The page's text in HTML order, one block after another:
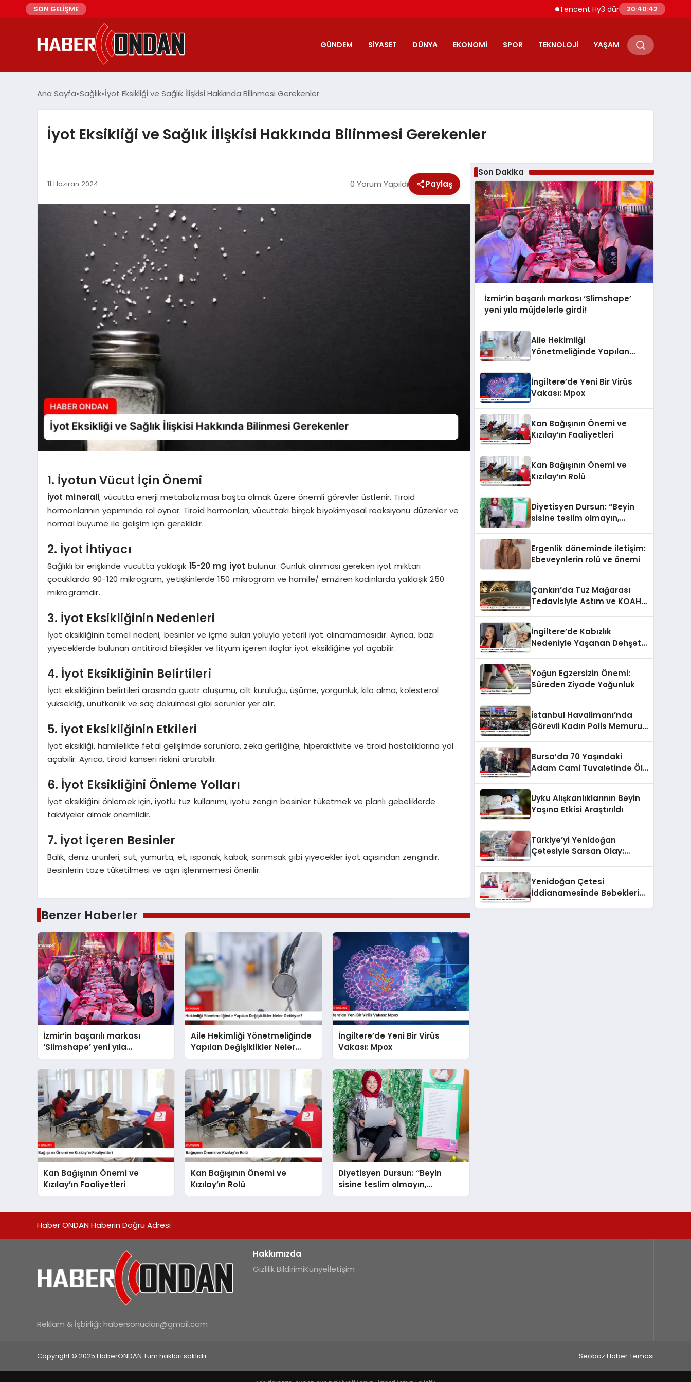
SON GELİŞME Tencent Hy3 dünya genelinde kullanıma
20:40:43
GÜNDEM SIYASET DÜNYA EKONOMI SPOR TEKNOLOJI YAŞAM
Ana Sayfa Sağlık İyot Eksikliği ve Sağlık İlişkisi Hakkında Bilinmesi Gerekenler
İyot Eksikliği ve Sağlık İlişkisi Hakkında Bilinmesi Gerekenler
11 Haziran 2024 0 Yorum Yapıldı Paylaş
1. İyotun Vücut İçin Önemi
İyot minerali, vücutta enerji metabolizması başta olmak üzere önemli görevler üstlenir. Tiroid
hormonlarının yapımında rol oynar. Tiroid hormonları, vücuttaki birçok biyokimyasal reaksiyonu düzenler ve
normal büyüme ile gelişim için gereklidir.
2. İyot İhtiyacı
Sağlıklı bir erişkinde vücutta yaklaşık 15-20 mg iyot bulunur. Günlük alınması gereken iyot miktarı
çocuklarda 90-120 mikrogram, yetişkinlerde 150 mikrogram ve hamile/ emziren kadınlarda yaklaşık 250
mikrogramdır.
3. İyot Eksikliğinin Nedenleri
İyot eksikliğinin temel nedeni, besinler ve içme suları yoluyla yeterli iyot alınamamasıdır. Ayrıca, bazı
yiyeceklerde bulunan antitiroid bileşikler ve lityum içeren ilaçlar iyot eksikliğine yol açabilir.
4. İyot Eksikliğinin Belirtileri
İyot eksikliğinin belirtileri arasında guatr oluşumu, cilt kuruluğu, üşüme, yorgunluk, kilo alma, kolesterol
yüksekliği, unutkanlık ve saç dökülmesi gibi sorunlar yer alır.
5. İyot Eksikliğinin Etkileri
İyot eksikliği, hamilelikte fetal gelişimde sorunlara, zeka geriliğine, hiperaktivite ve tiroid hastalıklarına yol
açabilir. Ayrıca, tiroid kanseri riskini artırabilir.
6. İyot Eksikliğini Önleme Yolları
İyot eksikliğini önlemek için, iyotlu tuz kullanımı, iyotu zengin besinler tüketmek ve planlı gebeliklerde
takviyeler almak önemlidir.
7. İyot İçeren Besinler
Balık, deniz ürünleri, süt, yumurta, et, ıspanak, kabak, sarımsak gibi yiyecekler iyot açısından zengindir.
Besinlerin taze tüketilmesi ve aşırı işlenmemesi önerilir.
Benzer Haberler
İzmir’in başarılı markası
‘Slimshape’ yeni yıla
müjdelerle girdi!
Aile Hekimliği Yönetmeliğinde
Yapılan Değişiklikler Neler
Getiriyor?
İngiltere’de Yeni Bir Virüs
Vakası: Mpox
Kan Bağışının Önemi ve
Kızılay’ın Faaliyetleri
Kan Bağışının Önemi ve
Kızılay’ın Rolü
Diyetisyen Dursun: “Beyin
sisine teslim olmayın,
beslenme ve yaşam tarzınızı
Son Dakika
İzmir’in başarılı markası ‘Slimshape’
yeni yıla müjdelerle girdi!
Aile Hekimliği
Yönetmeliğinde Yapılan
İngiltere’de Yeni Bir Virüs
Vakası: Mpox
Kan Bağışının Önemi ve
Kızılay’ın Faaliyetleri
Kan Bağışının Önemi ve
Kızılay’ın Rolü
Diyetisyen Dursun: “Beyin
sisine teslim olmayın,
Ergenlik döneminde iletişim:
Ebeveynlerin rolü ve önemi
Çankırı’da Tuz Mağarası
Tedavisiyle Astım ve KOAH
İngiltere’de Kabızlık
Nedeniyle Yaşanan Dehşet
Yoğun Egzersizin Önemi:
Süreden Ziyade Yoğunluk
İstanbul Havalimanı’nda
Görevli Kadın Polis Memuru
Bursa’da 70 Yaşındaki
Adam Cami Tuvaletinde Ölü
Uyku Alışkanlıklarının Beyin
Yaşına Etkisi Araştırıldı
Türkiye’yi Yenidoğan
Çetesiyle Sarsan Olay:
Yenidoğan Çetesi
İddianamesinde Bebeklerin
Haber ONDAN Haberin Doğru Adresi
Reklam & İşbirliği: habersonuclari@gmail.com
Hakkımızda
Gizlilik BildirimiKünyeİletişim
Copyright © 2025 HaberONDAN Tüm hakları saklıdır. Seobaz Haber Teması